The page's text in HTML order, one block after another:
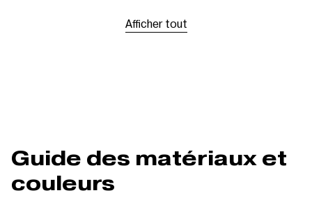
Afficher tout
Guide des matériaux et
couleurs